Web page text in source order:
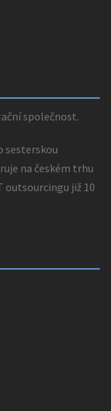
společnost.
sesterskou
na českém trhu
outsourcingu již 10